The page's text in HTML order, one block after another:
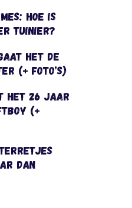
hoe is
Tuinier?
het de
(+ foto’s)
het 26 jaar
(+
dan